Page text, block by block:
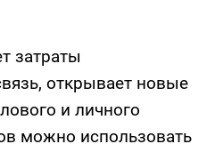
затраты
открывает новые
и личного
можно использовать